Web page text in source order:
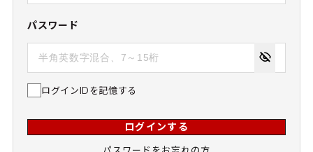
パスワード
ログインIDを記憶する
ログインする
パスワードをお忘れの方